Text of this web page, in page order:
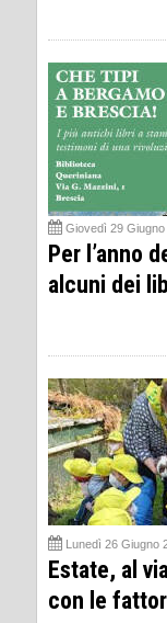
Giovedì 29 Giugno
Per l’anno
alcuni dei
Lunedì 26 Giugno
Estate, al
con le